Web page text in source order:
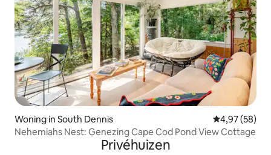
Woning in South Dennis Gemiddelde
4,97 (58)
Nehemiahs Nest: Genezing Cape Cod Pond View Cottage
Privéhuizen